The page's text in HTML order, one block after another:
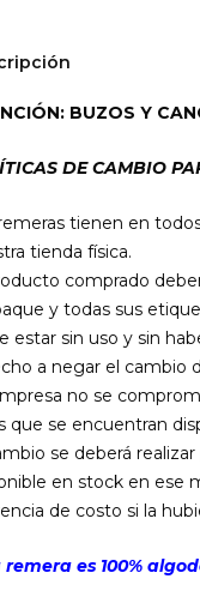
BUZOS Y
DE CAMBIO
tienen en
tienda física.
comprado
y todas sus
estar sin uso y sin
a negar el cambio
no se
que se encuentran
se deberá
en stock en ese
de costo si la
remera es 100%